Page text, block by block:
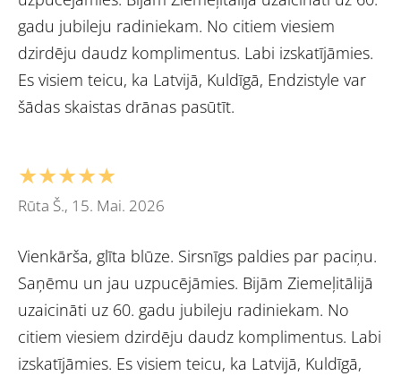
gadu jubileju radiniekam. No citiem viesiem
dzirdēju daudz komplimentus. Labi izskatījāmies.
Es visiem teicu, ka Latvijā, Kuldīgā, Endzistyle var
šādas skaistas drānas pasūtīt.
★★★★★
Rūta Š., 15. Mai. 2026
Vienkārša, glīta blūze. Sirsnīgs paldies par paciņu.
Saņēmu un jau uzpucējāmies. Bijām Ziemeļitālijā
uzaicināti uz 60. gadu jubileju radiniekam. No
citiem viesiem dzirdēju daudz komplimentus. Labi
izskatījāmies. Es visiem teicu, ka Latvijā, Kuldīgā,